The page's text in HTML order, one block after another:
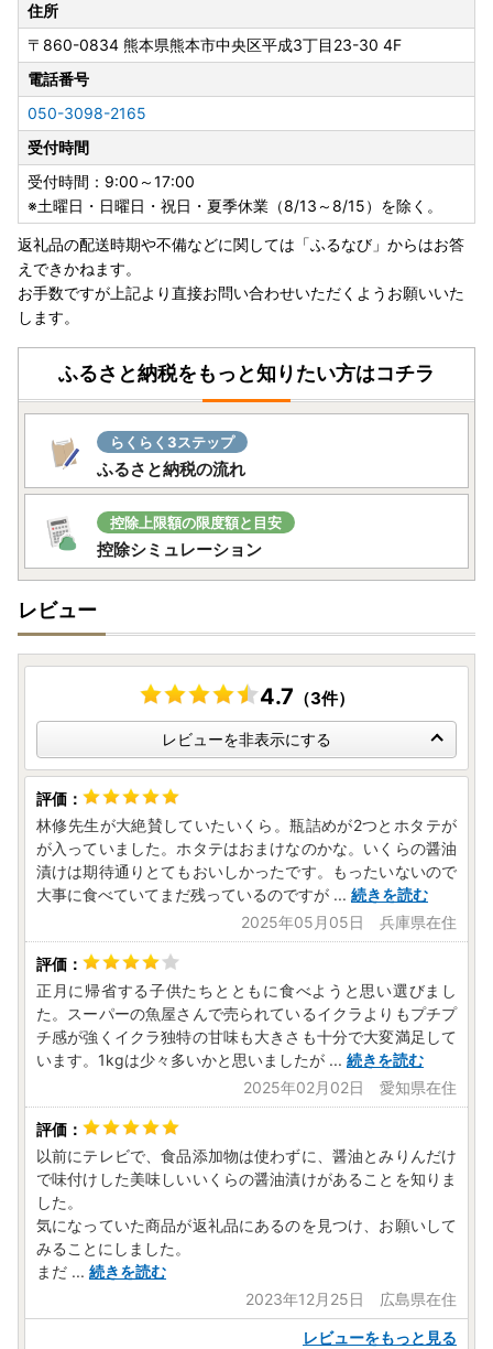
なお、寄附金額の改定前にお申し込みをご検討されている方
は、
お早めにお手続きいただけますようお願い申し上げます。
引き続き豊浦町の魅力を発信し、
皆様に応援していただける取り組みを進めてまいりますの
で、変わらぬご愛顧のほどよろしくお願いいたします。
◆【重要】ヤマト運輸の荷物転送有料化のお知らせ◆
ヤマト運輸の規定変更により、2023年6月1日以降、 お荷物
する場合、 送り状に記載されたお届け先から変更後のお届
け先までの配送料が着払いで発生いたします。
なお、ご贈答用の場合でも受取人様に着払いでご負担いただ
くことになりますので、 お届け先のご住所をご入力いただ
く際には 十分にご注意いただいた上でお申込いただきます
ようお願いいたします。
※転送を拒否された場合の返礼品の再発送はいたしません。
詳しくはヤマト運輸のホームページをご確認ください。
https://www.yamato-hd.co.jp/important/info_230417_2.ht
住所
〒860-0834 熊本県熊本市中央区平成3丁目23-30 4F
電話番号
050-3098-2165
受付時間
受付時間：9:00～17:00
※土曜日・日曜日・祝日・夏季休業（8/13～8/15）を除く。
返礼品の配送時期や不備などに関しては「ふるなび」からはお答
えできかねます。
お手数ですが上記より直接お問い合わせいただくようお願いいた
します。
ふるさと納税をもっと知りたい方はコチラ
らくらく3ステップ
ふるさと納税の流れ
控除上限額の限度額と目安
控除シミュレーション
レビュー
4.7 （3件）
レビューを非表示にする
林修先生が大絶賛していたいくら。瓶詰めが2つとホタテが
が入っていました。ホタテはおまけなのかな。いくらの醤油
漬けは期待通りとてもおいしかったです。もったいないので
大事に食べていてまだ残っているのですが ... 続きを読む
2025年05月05日 兵庫県在住
正月に帰省する子供たちとともに食べようと思い選びまし
た。スーパーの魚屋さんで売られているイクラよりもプチプ
チ感が強くイクラ独特の甘味も大きさも十分で大変満足して
います。1kgは少々多いかと思いましたが ... 続きを読む
2025年02月02日 愛知県在住
以前にテレビで、食品添加物は使わずに、醤油とみりんだけ
で味付けした美味しいいくらの醤油漬けがあることを知りま
した。
気になっていた商品が返礼品にあるのを見つけ、お願いして
みることにしました。
まだ ... 続きを読む
2023年12月25日 広島県在住
レビューをもっと見る